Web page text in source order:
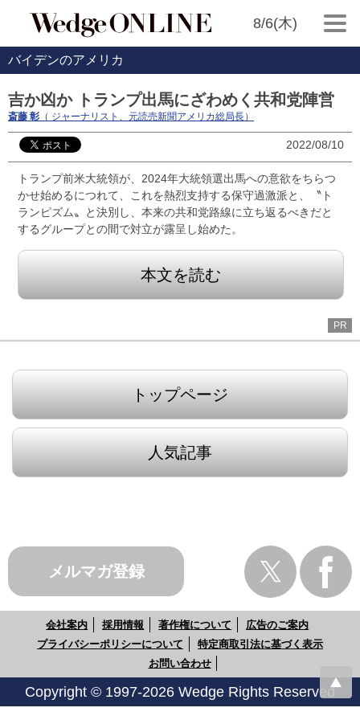
8/6(木)
バイデンのアメリカ
吉か凶か トランプ出馬にざわめく共和党陣営
斎藤 彰 （ ジャーナリスト、元読売新聞アメリカ総局長）
2022/08/10
トランプ前米大統領が、2024年大統領選出馬への意欲をちらつ
かせ始めるにつれて、これを熱烈支持する保守過激派と、〝ト
ランピズム〟と決別し、本来の共和党路線に立ち返るべきだと
するグループとの間で対立が露呈し始めた。
本文を読む
PR
トップページ
人気記事
メルマガ登録
会社案内 採用情報 著作権について
広告のご案内
プライバシーポリシーについて
特定商取引法に基づく表示
お問い合わせ
Copyright © 1997-2026 Wedge Rights Reserved